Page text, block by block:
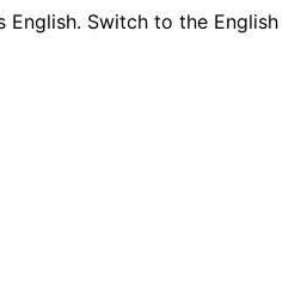
English. Switch to the English